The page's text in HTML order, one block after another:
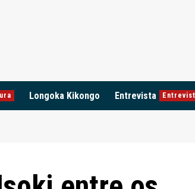
Longoka Kikongo Entrevista